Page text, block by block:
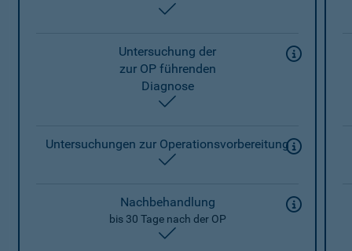
Untersuchung der
zur OP führenden
Diagnose
Untersuchungen zur Operationsvorbereitung
Nachbehandlung
bis 30 Tage nach der OP